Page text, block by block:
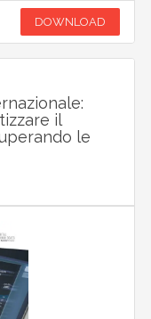
DOWNLOAD
il
le